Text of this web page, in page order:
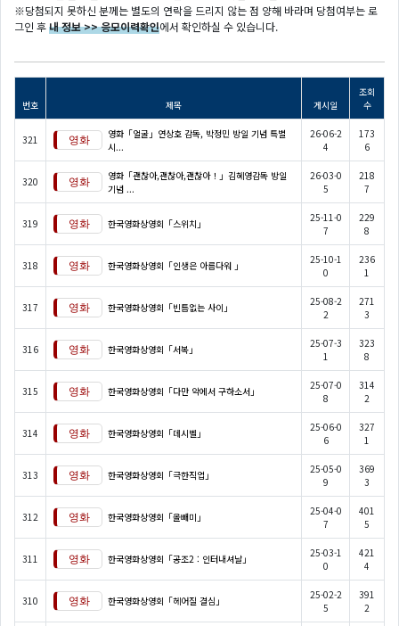
※당첨되지 못하신 분께는 별도의 연락을 드리지 않는 점 양해 바라며 당첨여부는 로
그인 후내 정보 >> 응모이력확인에서 확인하실 수 있습니다.
번호 제목 게시일
조회
수
321
영화「얼굴」연상호 감독, 박정민 방일 기념 특별
시...
26-06-2
4
173
6
320
영화「괜찮아,괜찮아,괜찮아！」김혜영감독 방일
기념 ...
26-03-0
5
218
7
319 한국영화상영회「스위치」
25-11-0
7
229
8
318 한국영화상영회「인생은 아름다워 」
25-10-1
0
236
1
317 한국영화상영회「빈틈없는 사이」
25-08-2
2
271
3
316 한국영화상영회「서복」
25-07-3
1
323
8
315 한국영화상영회「다만 악에서 구하소서」
25-07-0
8
314
2
314 한국영화상영회「데시벨」
25-06-0
6
327
1
313 한국영화상영회「극한직업」
25-05-0
9
369
3
312 한국영화상영회「올빼미」
25-04-0
7
401
5
311 한국영화상영회「공조2 : 인터내셔날」
25-03-1
0
421
4
310 한국영화상영회「헤어질 결심」
25-02-2
5
391
2